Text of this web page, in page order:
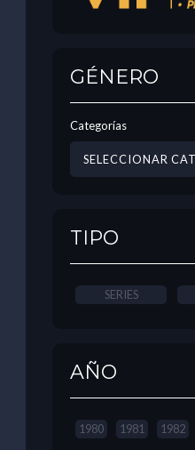
GÉNERO
Categorías
TIPO
SERIES
AÑO
1980 1981 1982